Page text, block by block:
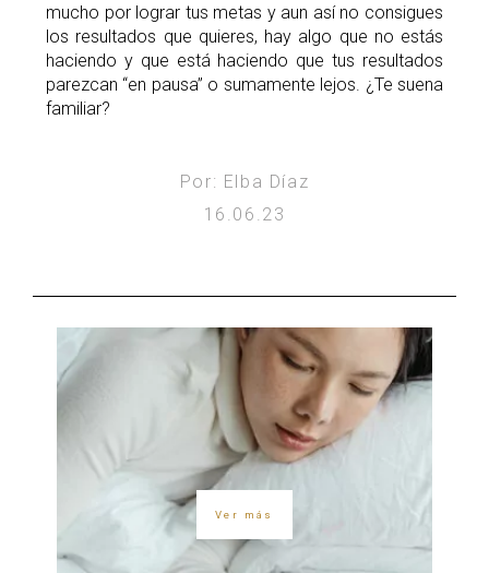
mucho por lograr tus metas y aun así no consigues
los resultados que quieres, hay algo que no estás
haciendo y que está haciendo que tus resultados
parezcan “en pausa” o sumamente lejos. ¿Te suena
familiar?
Por: Elba Díaz
16.06.23
Ver más